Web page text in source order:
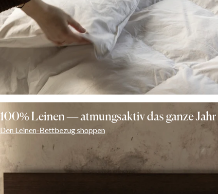
100% Leinen — atmungsaktiv das ganze Jahr
Den Leinen-Bettbezug shoppen